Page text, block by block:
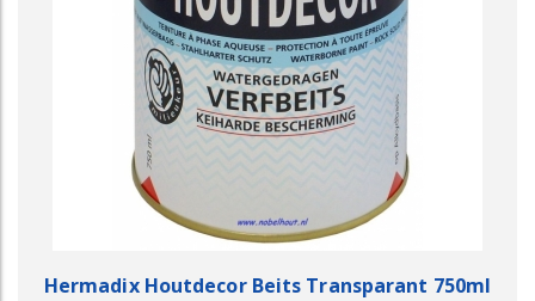
Hermadix Houtdecor Beits Transparant 750ml